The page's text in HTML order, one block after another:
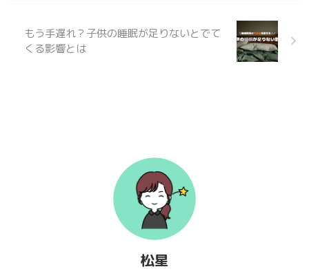
もう手遅れ？子供の睡眠が足りないとでて
くる影響とは
松星